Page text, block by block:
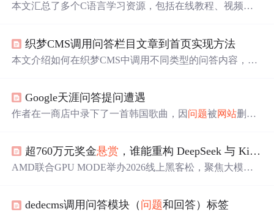
本文汇总了多个C语言学习资源，包括在线教程、视频课
织梦CMS调用问答栏目文章到首页实现方法
本文介绍如何在织梦CMS中调用不同类型的问答内容，包
Google天涯问答提问遭遇
作者在一商店中录下了一首韩国歌曲，因 问题被网站删除
超760万元奖金悬赏 ，谁能重构 DeepSeek 与 Kimi 的性能底层？
AMD联合GPU MODE举办2026线上黑客松，聚焦大模型
优；决赛基于DeepSeek-R1-0528和Kimi K2.5 1T模型，在8
dedecms调用问答模块（ 问题和回答）标签